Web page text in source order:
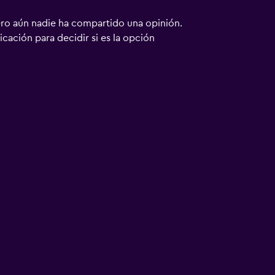
aún nadie ha compartido una opinión.
para decidir si es la opción